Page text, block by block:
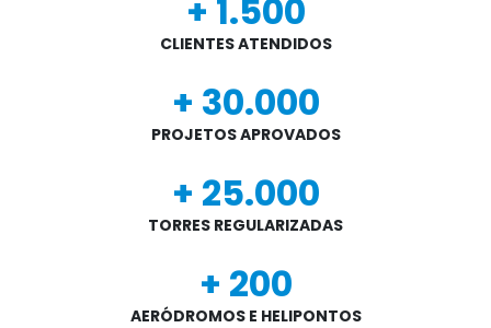
+ 1.500
CLIENTES ATENDIDOS
+ 30.000
PROJETOS APROVADOS
+ 25.000
TORRES REGULARIZADAS
+ 200
AERÓDROMOS E HELIPONTOS